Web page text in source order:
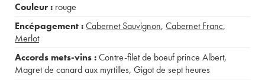
Couleur : rouge
Encépagement :Cabernet Sauvignon, Cabernet Franc,
Merlot
Accords mets-vins :Contre-filet de boeuf prince Albert,
Magret de canard aux myrtilles, Gigot de sept heures